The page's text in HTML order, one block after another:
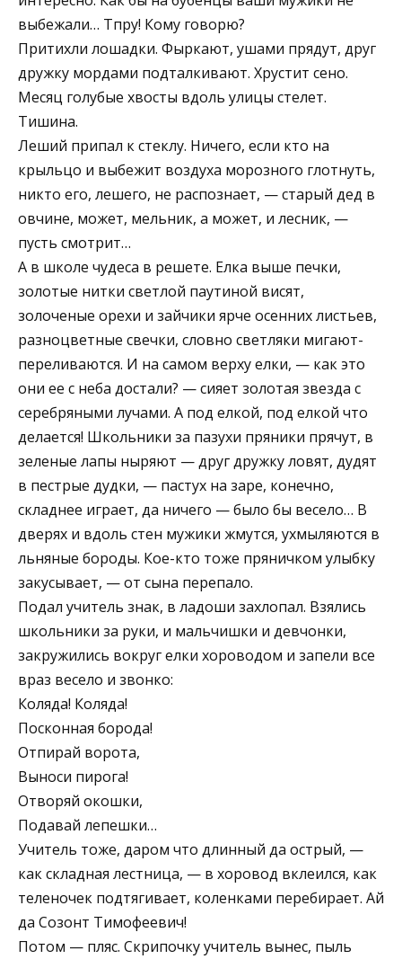
выбежали… Тпру! Кому говорю?
Притихли лошадки. Фыркают, ушами прядут, друг
дружку мордами подталкивают. Хрустит сено.
Месяц голубые хвосты вдоль улицы стелет.
Тишина.
Леший припал к стеклу. Ничего, если кто на
крыльцо и выбежит воздуха морозного глотнуть,
никто его, лешего, не распознает, — старый дед в
овчине, может, мельник, а может, и лесник, —
пусть смотрит…
А в школе чудеса в решете. Елка выше печки,
золотые нитки светлой паутиной висят,
золоченые орехи и зайчики ярче осенних листьев,
разноцветные свечки, словно светляки мигают-
переливаются. И на самом верху елки, — как это
они ее с неба достали? — сияет золотая звезда с
серебряными лучами. А под елкой, под елкой что
делается! Школьники за пазухи пряники прячут, в
зеленые лапы ныряют — друг дружку ловят, дудят
в пестрые дудки, — пастух на заре, конечно,
складнее играет, да ничего — было бы весело… В
дверях и вдоль стен мужики жмутся, ухмыляются в
льняные бороды. Кое-кто тоже пряничком улыбку
закусывает, — от сына перепало.
Подал учитель знак, в ладоши захлопал. Взялись
школьники за руки, и мальчишки и девчонки,
закружились вокруг елки хороводом и запели все
враз весело и звонко:
Коляда! Коляда!
Посконная борода!
Отпирай ворота,
Выноси пирога!
Отворяй окошки,
Подавай лепешки…
Учитель тоже, даром что длинный да острый, —
как складная лестница, — в хоровод вклеился, как
теленочек подтягивает, коленками перебирает. Ай
да Созонт Тимофеевич!
Потом — пляс. Скрипочку учитель вынес, пыль